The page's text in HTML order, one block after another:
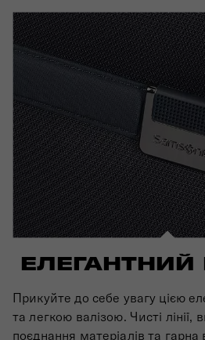
ЕЛЕГАНТНИЙ
Прикуйте до себе увагу цією
та легкою валізою. Чисті лінії,
поєднання матеріалів та гарна